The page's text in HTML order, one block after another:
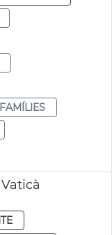
FAMÍLIES